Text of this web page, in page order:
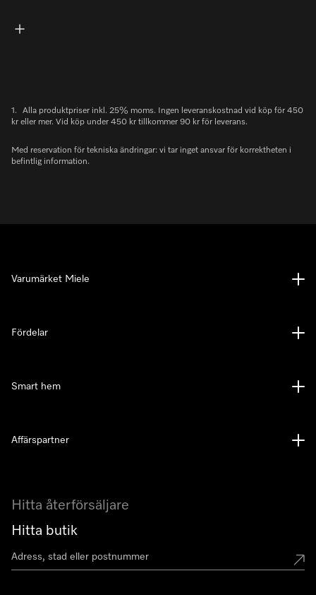
1.
Alla produktpriser inkl. 25% moms. Ingen leveranskostnad vid köp för 450
kr eller mer. Vid köp under 450 kr tillkommer 90 kr för leverans.
Med reservation för tekniska ändringar: vi tar inget ansvar för korrektheten i
befintlig information.
Hitta återförsäljare
Hitta butik
Varumärket Miele
Fördelar
Smart hem
Affärspartner